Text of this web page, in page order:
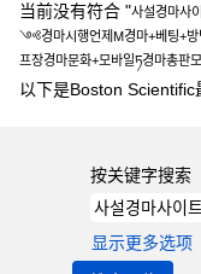
当前没有符合 "사설경마사
༺경마시행언제M경마+베팅+방
프장경마문화+모바일ཏ경마총판
以下是Boston Scientific
按关键字搜索
显示更多选项